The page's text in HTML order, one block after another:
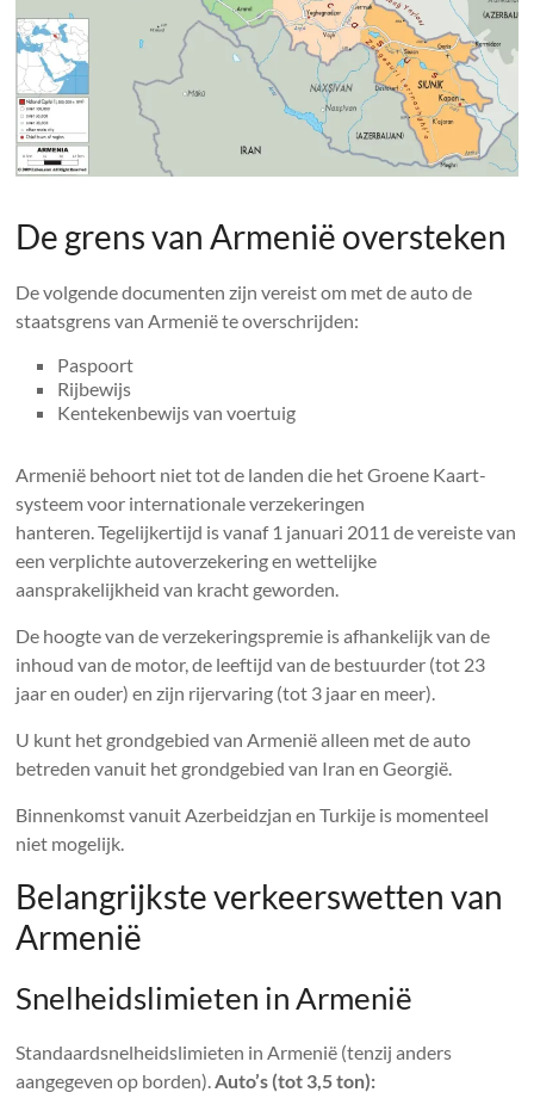
De grens van Armenië oversteken
De volgende documenten zijn vereist om met de auto de
staatsgrens van Armenië te overschrijden:
Paspoort
Rijbewijs
Kentekenbewijs van voertuig
Armenië behoort niet tot de landen die het Groene Kaart-
systeem voor internationale verzekeringen
hanteren. Tegelijkertijd is vanaf 1 januari 2011 de vereiste van
een verplichte autoverzekering en wettelijke
aansprakelijkheid van kracht geworden.
De hoogte van de verzekeringspremie is afhankelijk van de
inhoud van de motor, de leeftijd van de bestuurder (tot 23
jaar en ouder) en zijn rijervaring (tot 3 jaar en meer).
U kunt het grondgebied van Armenië alleen met de auto
betreden vanuit het grondgebied van Iran en Georgië.
Binnenkomst vanuit Azerbeidzjan en Turkije is momenteel
niet mogelijk.
Belangrijkste verkeerswetten van
Armenië
Snelheidslimieten in Armenië
Standaardsnelheidslimieten in Armenië (tenzij anders
aangegeven op borden).Auto’s (tot 3,5 ton):